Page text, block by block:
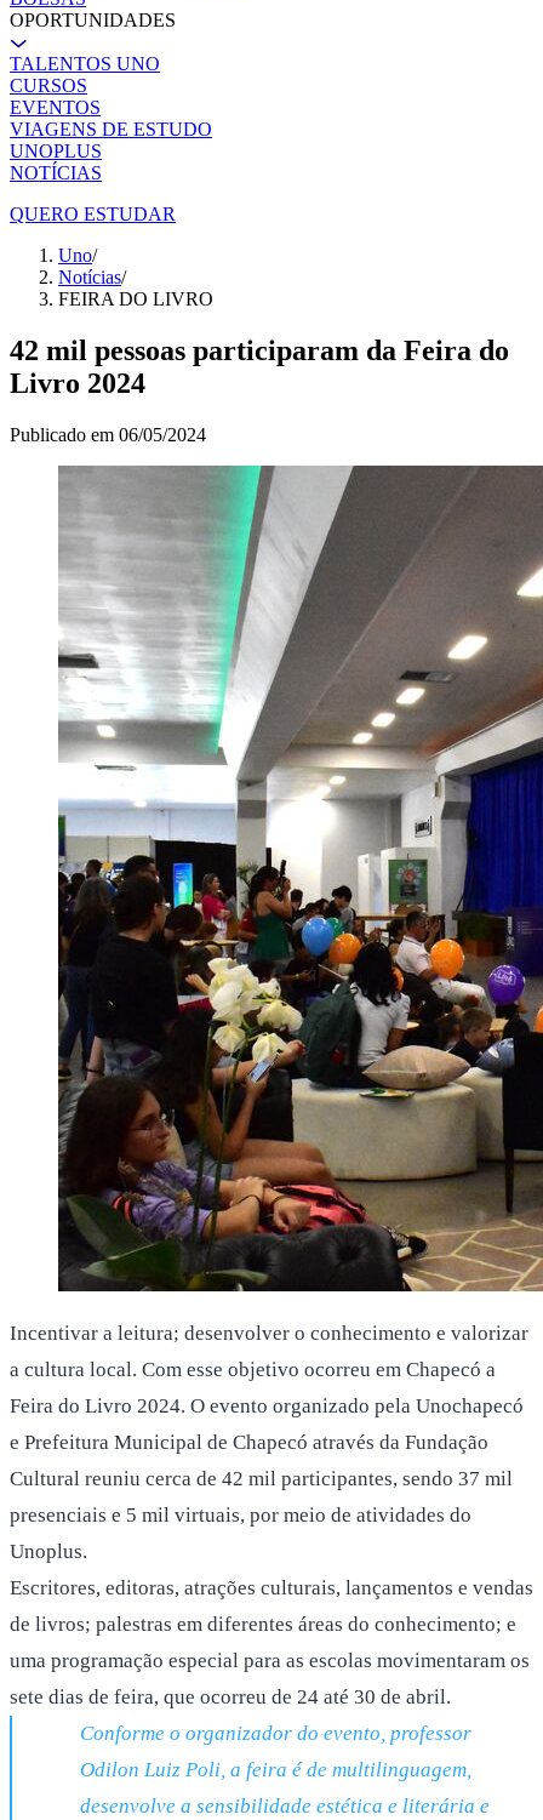
OPORTUNIDADES
TALENTOS UNO
CURSOS
EVENTOS
VIAGENS DE ESTUDO
UNOPLUS
NOTÍCIAS
QUERO ESTUDAR
Uno/
Notícias/
FEIRA DO LIVRO
42 mil pessoas participaram da Feira do
Livro 2024
Publicado em 06/05/2024
Incentivar a leitura; desenvolver o conhecimento e valorizar
a cultura local. Com esse objetivo ocorreu em Chapecó a
Feira do Livro 2024. O evento organizado pela Unochapecó
e Prefeitura Municipal de Chapecó através da Fundação
Cultural reuniu cerca de 42 mil participantes, sendo 37 mil
presenciais e 5 mil virtuais, por meio de atividades do
Unoplus.
Escritores, editoras, atrações culturais, lançamentos e vendas
de livros; palestras em diferentes áreas do conhecimento; e
uma programação especial para as escolas movimentaram os
sete dias de feira, que ocorreu de 24 até 30 de abril.
Conforme o organizador do evento, professor
Odilon Luiz Poli, a feira é de multilinguagem,
desenvolve a sensibilidade estética e literária e